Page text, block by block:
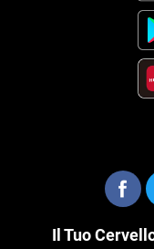
Il Tuo